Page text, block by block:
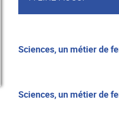
Sciences, un métier de
Sciences, un métier de